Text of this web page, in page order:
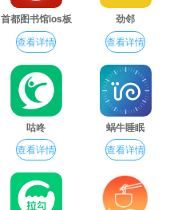
首都图书馆ios板
查看详情
劲邻
查看详情
咕咚
查看详情
蜗牛睡眠
查看详情